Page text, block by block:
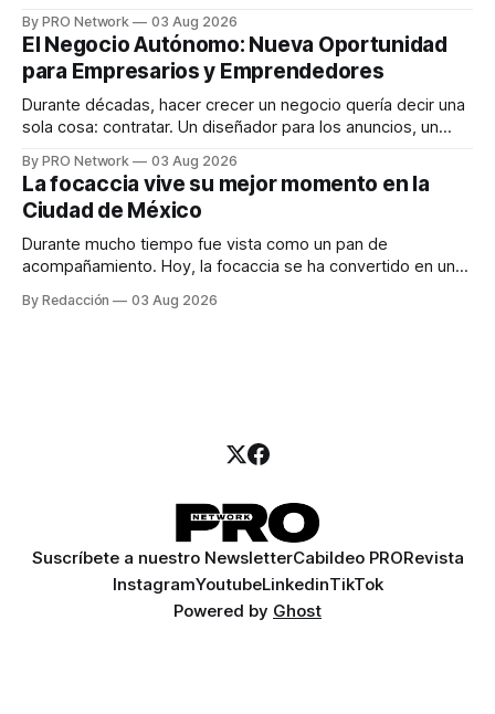
INTERIUS, el problema suele estar en otro lugar. Durante
una entrevista para el podcast SER PRO, el especialista en
marketing digital explicó que
By PRO Network 03 Aug 2026
El Negocio Autónomo: Nueva Oportunidad
para Empresarios y Emprendedores
Durante décadas, hacer crecer un negocio quería decir una
sola cosa: contratar. Un diseñador para los anuncios, un
para los textos, alguien que supiera de publicidad digital
para encontrar prospectos, un vendedor para atender
llamadas y mensajes, y —con suerte— una persona
By PRO Network 03 Aug 2026
La focaccia vive su mejor momento en la
Ciudad de México
Durante mucho tiempo fue vista como un pan de
acompañamiento. Hoy, la focaccia se ha convertido en uno
artesanal, ingredientes de calidad y experiencias que
By Redacción 03 Aug 2026
Suscríbete a nuestro NewsletterCabildeo PRORevista
InstagramYoutubeLinkedinTikTok
Powered by Ghost